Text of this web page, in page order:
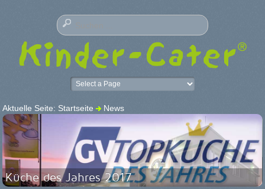
Aktuelle Seite: Startseite News
Küche des Jahres 2017